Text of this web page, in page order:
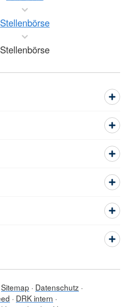
Stellenbörse
Stellenbörse
Sitemap
Datenschutz
DRK intern